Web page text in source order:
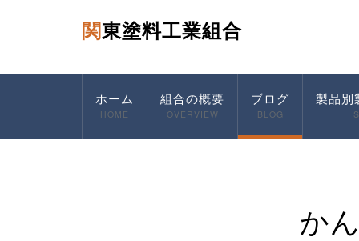
関東塗料工業組合
ホーム
HOME
組合の概要
OVERVIEW
ブログ
BLOG
製品別
か